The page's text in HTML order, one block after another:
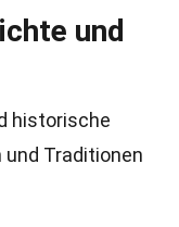
und
historische
und Traditionen